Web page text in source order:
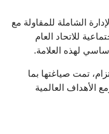
الشاملة للمقاولة مع
للاتحاد العام
لهذه العلامة.
تمت صياغتها بما
الأهداف العالمية